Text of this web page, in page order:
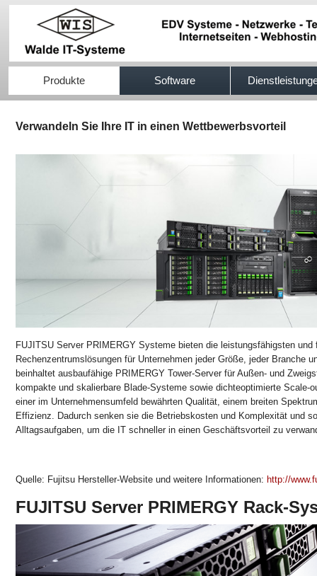
Produkte Software
Verwandeln Sie Ihre IT in einen Wettbewerbsvorteil
FUJITSU Server PRIMERGY Systeme bieten die leistungsfähigsten und
Rechenzentrumslösungen für Unternehmen jeder Größe, jeder Branche
beinhaltet ausbaufähige PRIMERGY Tower-Server für Außen- und
kompakte und skalierbare Blade-Systeme sowie dichteoptimierte Scale-
einer im Unternehmensumfeld bewährten Qualität, einem breiten
Effizienz. Dadurch senken sie die Betriebskosten und Komplexität und
Alltagsaufgaben, um die IT schneller in einen Geschäftsvorteil zu
Quelle: Fujitsu Hersteller-Website und weitere Informationen: http://
FUJITSU Server PRIMERGY Rack-